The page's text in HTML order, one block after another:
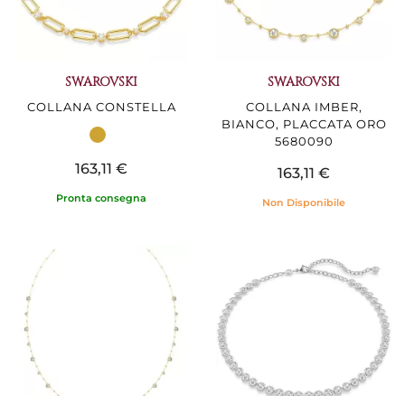
SWAROVSKI
COLLANA CONSTELLA
163,11 €
Pronta consegna
SWAROVSKI
COLLANA IMBER,
BIANCO, PLACCATA ORO
5680090
163,11 €
Non Disponibile